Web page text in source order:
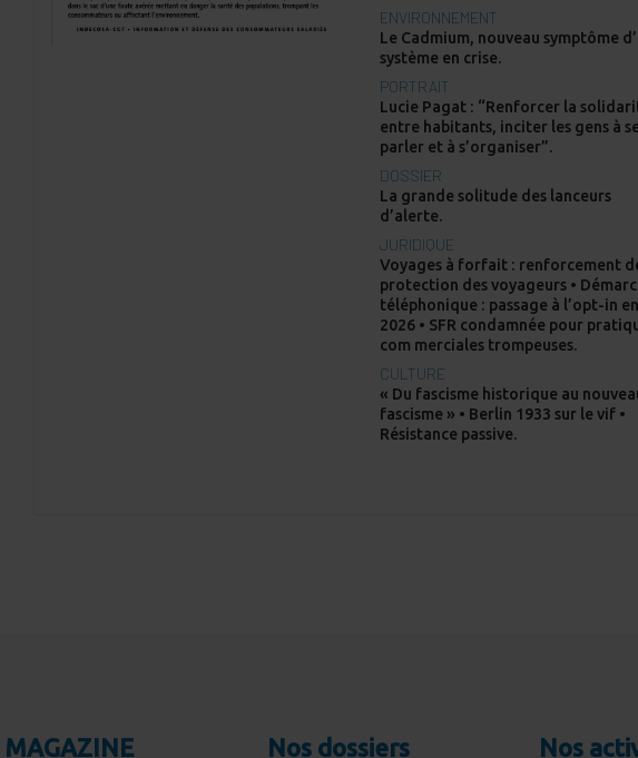
ENVIRONNEMENT
Le Cadmium, nouveau symptôme
système en crise.
PORTRAIT
Lucie Pagat : “Renforcer la
entre habitants, inciter les gens à
parler et à s’organiser”.
DOSSIER
La grande solitude des lanceurs
d’alerte.
JURIDIQUE
Voyages à forfait : renforcement
protection des voyageurs •
téléphonique : passage à l’opt-in en
2026 • SFR condamnée pour
com merciales trompeuses.
CULTURE
« Du fascisme historique au
fascisme » • Berlin 1933 sur le vif •
Résistance passive.
MAGAZINE Nos dossiers Nos